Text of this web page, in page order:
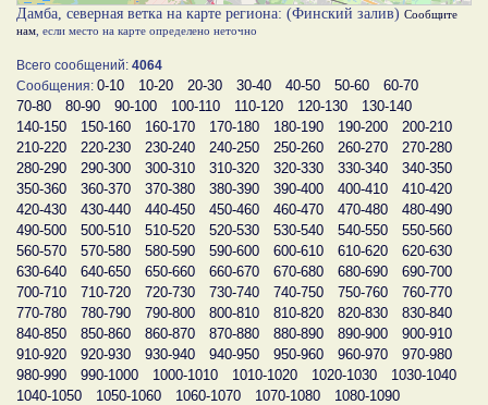
Дамба, северная ветка на карте региона: (Финский залив) Сообщите
нам , если место на карте определено неточно
Всего сообщений: 4064
Сообщения: 0-10 10-20 20-30 30-40 40-50 50-60
60-70
70-80
80-90 90-100 100-110 110-120 120-130
130-140
140-150
150-160 160-170 170-180 180-190 190-200
200-210
210-220
220-230 230-240 240-250 250-260 260-270
270-280
280-290
290-300 300-310 310-320 320-330 330-340
340-350
350-360
360-370 370-380 380-390 390-400 400-410
410-420
420-430
430-440 440-450 450-460 460-470 470-480
480-490
490-500
500-510 510-520 520-530 530-540 540-550
550-560
560-570
570-580 580-590 590-600 600-610 610-620
620-630
630-640
640-650 650-660 660-670 670-680 680-690
690-700
700-710
710-720 720-730 730-740 740-750 750-760
760-770
770-780
780-790 790-800 800-810 810-820 820-830
830-840
840-850
850-860 860-870 870-880 880-890 890-900
900-910
910-920
920-930 930-940 940-950 950-960 960-970
970-980
980-990
990-1000 1000-1010 1010-1020 1020-1030
1030-1040
1040-1050
1050-1060 1060-1070 1070-1080
1080-1090